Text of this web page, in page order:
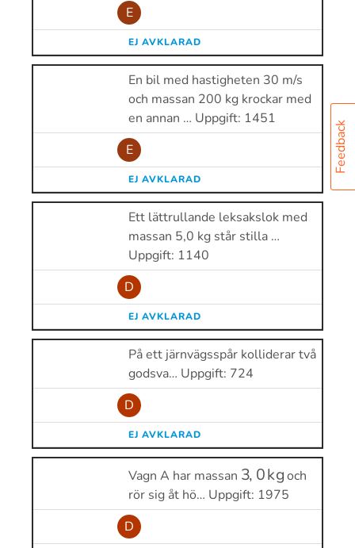
Feedback
E
EJ AVKLARAD
En bil med hastigheten 30 m/s
och massan 200 kg krockar med
en annan … Uppgift: 1451
E
EJ AVKLARAD
Ett lättrullande leksakslok med
massan 5,0 kg står stilla …
Uppgift: 1140
D
EJ AVKLARAD
På ett järnvägsspår kolliderar två
godsva… Uppgift: 724
D
EJ AVKLARAD
Vagn A har massan
3,0kg
och
rör sig åt hö… Uppgift: 1975
D